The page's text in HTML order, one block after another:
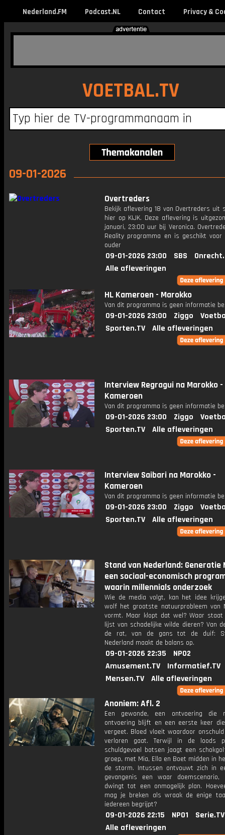
Nederland.FM Podcast.NL Contact Privacy &
VOETBAL.TV
09-01-2026
Overtreders
Bekijk aflevering 18 van Overtreders uit
hier op KIJK. Deze aflevering is
januari, 23:00 uur bij Veronica.
Reality programma en is geschikt
ouder
09-01-2026 23:00 SBS
Alle afleveringen
HL Kameroen - Marokko
Van dit programma is geen informatie
09-01-2026 23:00 Ziggo
Sporten.TV
Alle afleveringen
Interview Regragui na Marokko -
Kameroen
Van dit programma is geen informatie
09-01-2026 23:00 Ziggo
Sporten.TV
Alle afleveringen
Interview Saibari na Marokko -
Kameroen
Van dit programma is geen informatie
09-01-2026 23:00 Ziggo
Sporten.TV
Alle afleveringen
Stand van Nederland: Generatie
een sociaal-economisch
waarin millennials onderzoek
Wie de media volgt, kan het idee
wolf het grootste natuurprobleem van
vormt. Maar klopt dat wel? Waar
lijst van schadelijke wilde dieren? Van
de rat, van de gans tot de duif:
Nederland maakt de balans op.
09-01-2026 22:35
NPO2
Amusement.TV
Informatief.TV
Mensen.TV
Alle afleveringen
Anoniem: Afl. 2
Een gewonde, een ontvoering die
ontvoering blijft en een eerste keer
vergeet. Bloed vloeit waardoor
verloren gaat. Terwijl in de loods
schuldgevoel botsen jaagt een
groep, met Mia, Ella en Boet midden in
de storm. Intussen ontvouwt zich in
gevangenis een waar
dwingt tot een onmogelijk plan.
mag je breken als wraak de enige
iedereen begrijpt?
09-01-2026 22:15 NPO1
Serie.TV
Alle afleveringen